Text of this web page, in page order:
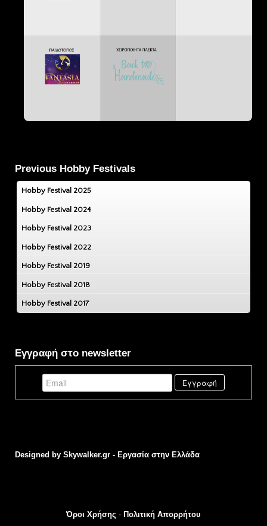
Previous Hobby Festivals
Hobby Festival 2025
Hobby Festival 2024
Hobby Festival 2023
Hobby Festival 2022
Hobby Festival 2019
Hobby Festival 2018
Hobby Festival 2017
Εγγραφή στο newsletter
Designed by Skywalker.gr - Εργασία στην Ελλάδα
Όροι Χρήσης - Πολιτική Απορρήτου